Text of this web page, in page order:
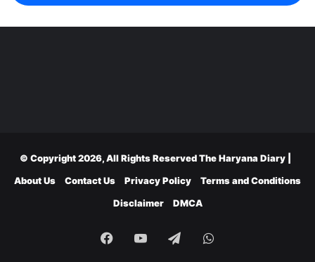
© Copyright 2026, All Rights ReservedThe Haryana Diary
About Us
Contact Us Privacy Policy
Terms and Conditions
Disclaimer
DMCA
Facebook
YouTubeTelegramWhatsApp